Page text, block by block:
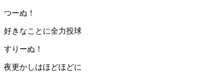
つーぬ！
好きなことに全力投球
すりーぬ！
夜更かしはほどほどに